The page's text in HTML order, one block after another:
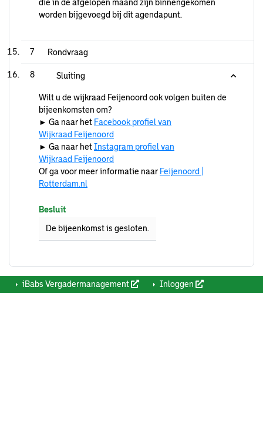
die in de afgelopen maand zijn binnengekomen
worden bijgevoegd bij dit agendapunt.
7 Rondvraag
8 Sluiting
Wilt u de wijkraad Feijenoord ook volgen buiten de
bijeenkomsten om?
► Ga naar het Facebook profiel van
Wijkraad Feijenoord
► Ga naar hetInstagram profiel van
Wijkraad Feijenoord
Of ga voor meer informatie naar Feijenoord |
Rotterdam.nl
Besluit
De bijeenkomst is gesloten.
iBabs Vergadermanagement Inloggen